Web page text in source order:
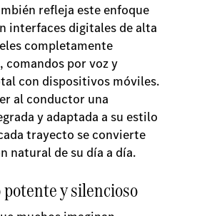
refleja este enfoque
interfaces digitales de alta
completamente
comandos por voz y
con dispositivos móviles.
al conductor una
y adaptada a su estilo
trayecto se convierte
natural de su día a día.
y silencioso